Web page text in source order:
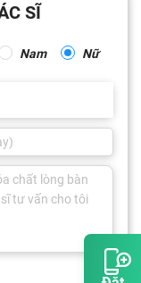
SĨ
Nam Nữ